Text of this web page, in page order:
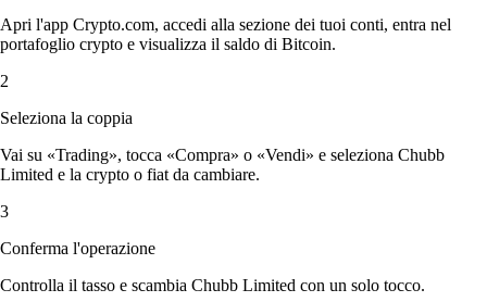
Apri l'app Crypto.com, accedi alla sezione dei tuoi conti, entra nel
portafoglio crypto e visualizza il saldo di Bitcoin.
2
Seleziona la coppia
Vai su «Trading», tocca «Compra» o «Vendi» e seleziona Chubb
Limited e la crypto o fiat da cambiare.
3
Conferma l'operazione
Controlla il tasso e scambia Chubb Limited con un solo tocco.